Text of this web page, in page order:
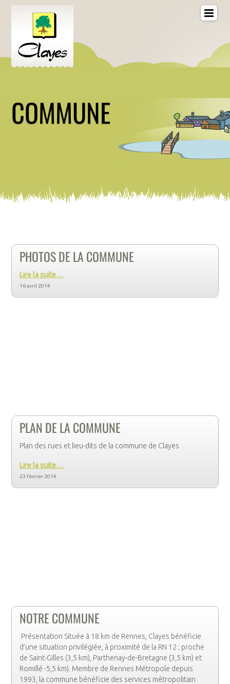
COMMUNE
PHOTOS DE LA COMMUNE
Lire la suite…
16 avril 2014
PLAN DE LA COMMUNE
Plan des rues et lieu-dits de la commune de Clayes
Lire la suite…
23 février 2014
NOTRE COMMUNE
Présentation Située à 18 km de Rennes, Clayes bénéficie
d’une situation privilégiée, à proximité de la RN 12 ; proche
de Saint-Gilles (3,5 km), Parthenay-de-Bretagne (3,5 km) et
Romillé -5,5 km). Membre de Rennes Métropole depuis
1993, la commune bénéficie des services métropolitain